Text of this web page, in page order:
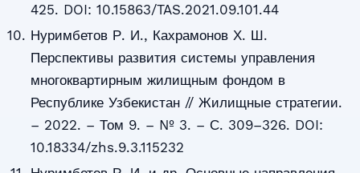
425. DOI: 10.15863/TAS.2021.09.101.44
Нуримбетов Р. И., Кахрамонов Х. Ш.
Перспективы развития системы управления
многоквартирным жилищным фондом в
Республике Узбекистан // Жилищные стратегии.
– 2022. – Том 9. – № 3. – С. 309–326. DOI:
10.18334/zhs.9.3.115232